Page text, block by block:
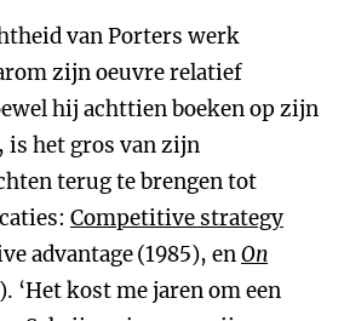
van Porters werk
zijn oeuvre relatief
hij achttien boeken op zijn
is het gros van zijn
terug te brengen tot
Competitive strategy
advantage(1985), enOn
‘Het kost me jaren om een